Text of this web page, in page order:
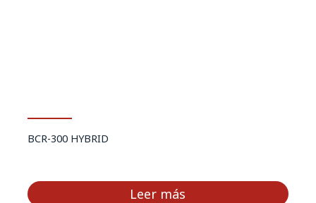
BCR-300 HYBRID
Leer más